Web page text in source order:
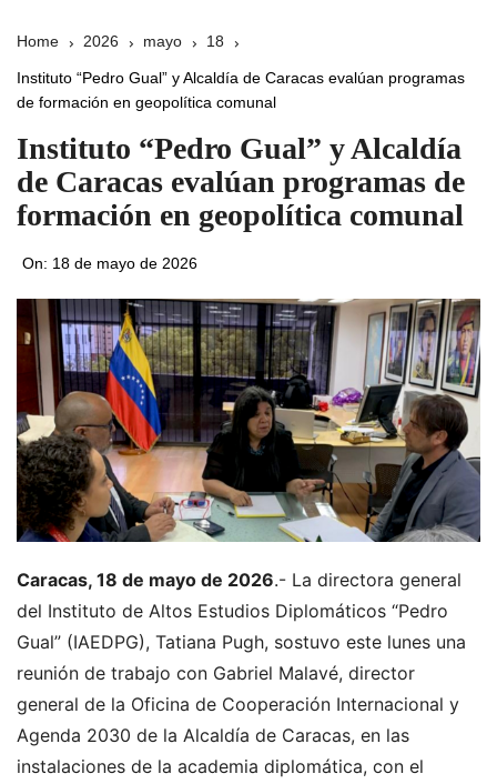
Home 2026 mayo 18
Instituto “Pedro Gual” y Alcaldía de Caracas evalúan programas
de formación en geopolítica comunal
Instituto “Pedro Gual” y Alcaldía
de Caracas evalúan programas de
formación en geopolítica comunal
On: 18 de mayo de 2026
Caracas, 18 de mayo de 2026.- La directora general
del Instituto de Altos Estudios Diplomáticos “Pedro
Gual” (IAEDPG), Tatiana Pugh, sostuvo este lunes una
reunión de trabajo con Gabriel Malavé, director
general de la Oficina de Cooperación Internacional y
Agenda 2030 de la Alcaldía de Caracas, en las
instalaciones de la academia diplomática, con el